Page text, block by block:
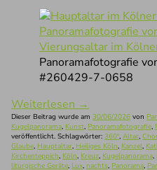
Vierungsaltar im
Panoramafotografie
#260429-7-0658
Weiterlesen →
Dieser Beitrag wurde am 30/06/2026 von
Kugelpanorama, Kunst, Panoramafotografie,
veröffentlicht. Schlagwörter: 360°, Altar,
Glaube, Hauptaltar, Heiliges Köln, Kanzel,
Kirchenteppich, Köln, Kreuz, Kugelpanorama,
liturgische Geräte, Lux, nachts, Panorama,